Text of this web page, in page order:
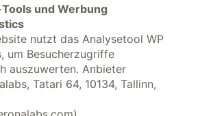
und Werbung
nutzt das Analysetool WP
um Besucherzugriffe
auszuwerten. Anbieter
Tatari 64, 10134, Tallinn,